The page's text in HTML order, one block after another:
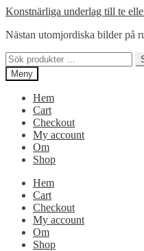
Hoppa
navigering
Hoppa
innehåll
Konstnärliga underlag till te
Nästan utomjordiska bilder på
Sök
efter:
Meny
Hem
Cart
Checkout
My account
Om
Shop
Hem
Cart
Checkout
My account
Om
Shop